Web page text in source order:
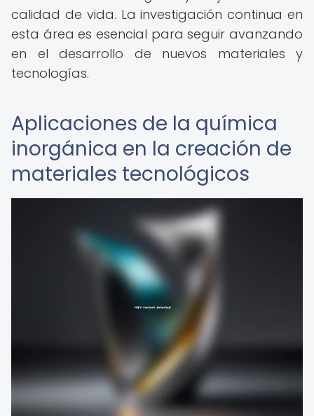
calidad de vida. La investigación continua en
esta área es esencial para seguir avanzando
en el desarrollo de nuevos materiales y
tecnologías.
Aplicaciones de la química
inorgánica en la creación de
materiales tecnológicos